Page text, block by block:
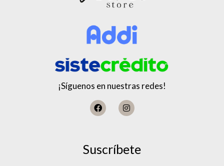
¡Síguenos en nuestras redes!
Suscríbete